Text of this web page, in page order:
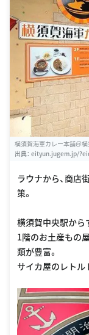
横須賀海軍カレー本舗＠
出典： eityun.jugem.jp/
ラウナから、商店
策。
横須賀中央駅から
1階のお土産もの
類が豊富。
サイカ屋のレトル